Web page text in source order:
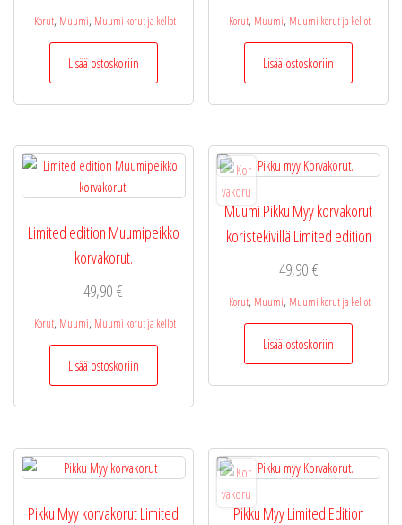
Korut, Muumi, Muumi korut ja kellot
Lisää ostoskoriin
hinta
oli:
49,90 €.
hinta
on:
Korut, Muumi, Muumi korut ja kellot
Lisää ostoskoriin
Limited edition Muumipeikko
korvakorut.
49,90€
Korut, Muumi, Muumi korut ja kellot
Lisää ostoskoriin
Muumi Pikku Myy korvakorut
koristekivillä Limited edition
49,90 €
Korut, Muumi, Muumi korut ja kellot
Lisää ostoskoriin
Pikku Myy korvakorut Limited
Pikku Myy Limited Edition